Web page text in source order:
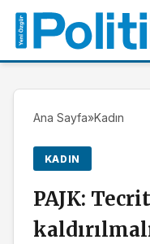
Ana Sayfa»Kadın
KADIN
PAJK: